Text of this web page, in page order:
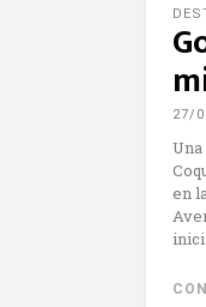
27/
en